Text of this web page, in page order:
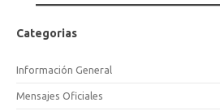
Categorias
Información General
Mensajes Oficiales